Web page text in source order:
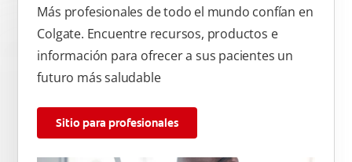
Más profesionales de todo el mundo confían en
Colgate. Encuentre recursos, productos e
información para ofrecer a sus pacientes un
futuro más saludable
Sitio para profesionales